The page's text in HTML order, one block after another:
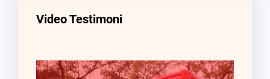
Video Testimoni